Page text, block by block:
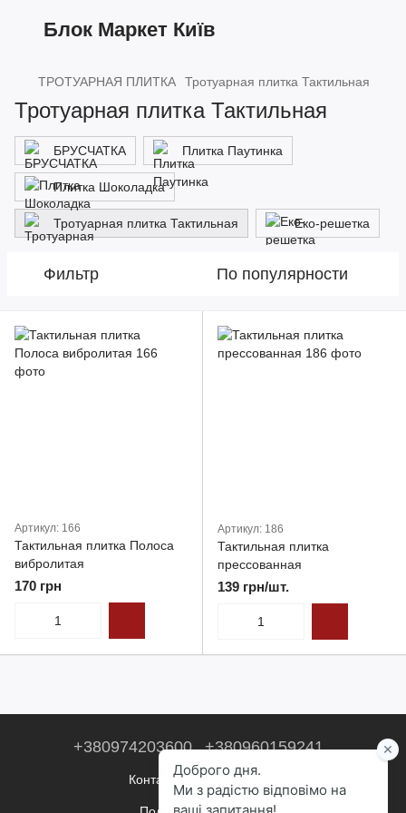
Блок Маркет Київ
ТРОТУАРНАЯ ПЛИТКА Тротуарная плитка Тактильная
Тротуарная плитка Тактильная
БРУСЧАТКА Плитка Паутинка
Плитка Шоколадка
Тротуарная плитка Тактильная Еко-решетка
Фильтр По популярности
Артикул: 166
Тактильная плитка Полоса
вибролитая
170 грн
Артикул: 186
Тактильная плитка
прессованная
139 грн/шт.
+380974203600 +380960159241
Контактная информация